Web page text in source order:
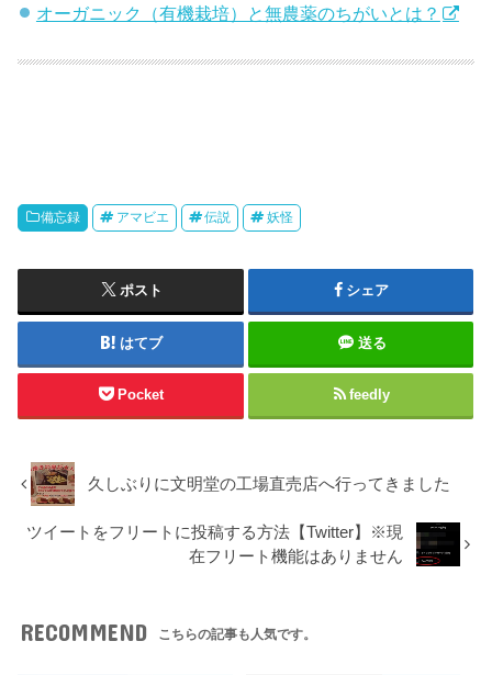
オーガニック（有機栽培）と無農薬のちがいとは？
備忘録 アマビエ 伝説 妖怪
ポスト シェア
はてブ 送る
Pocket feedly
久しぶりに文明堂の工場直売店へ行ってきました
ツイートをフリートに投稿する方法【Twitter】※現
在フリート機能はありません
RECOMMEND こちらの記事も人気です。